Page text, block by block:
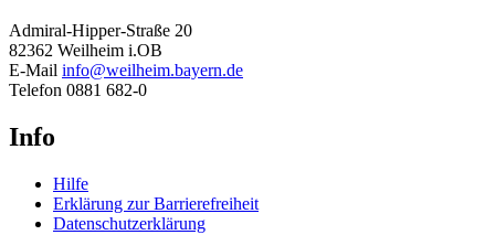
Admiral-Hipper-Straße 20
82362 Weilheim i.OB
E-Mail info@weilheim.bayern.de
Telefon 0881 682-0
Info
Hilfe
Erklärung zur Barrierefreiheit
Datenschutzerklärung